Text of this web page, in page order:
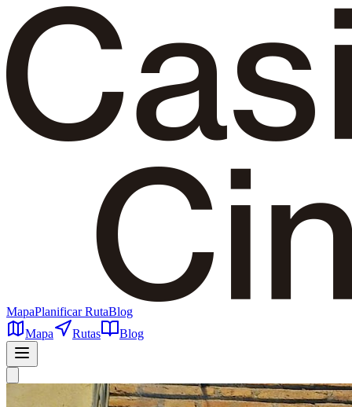
MapaPlanificar RutaBlog
Mapa
Rutas Blog